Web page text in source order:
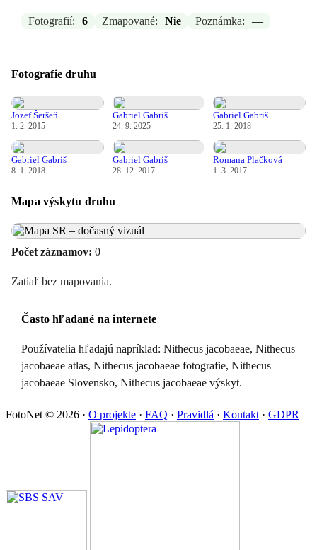
Fotografií: 6 Zmapované: Nie Poznámka: —
Fotografie druhu
Jozef Šeršeň
1. 2. 2015
Gabriel Gabriš
24. 9. 2025
Gabriel Gabriš
25. 1. 2018
Gabriel Gabriš
8. 1. 2018
Gabriel Gabriš
28. 12. 2017
Romana Plačková
1. 3. 2017
Mapa výskytu druhu
Počet záznamov: 0
Zatiaľ bez mapovania.
Často hľadané na internete
Používatelia hľadajú napríklad: Nithecus jacobaeae, Nithecus
jacobaeae atlas, Nithecus jacobaeae fotografie, Nithecus
jacobaeae Slovensko, Nithecus jacobaeae výskyt.
FotoNet © 2026 · O projekte · FAQ · Pravidlá · Kontakt · GDPR